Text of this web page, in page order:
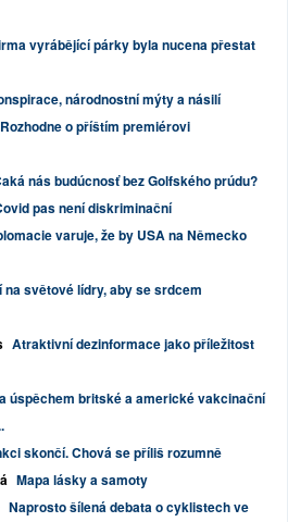
vyrábějící párky byla nucena přestat
národnostní mýty a násilí
o příštím premiérovi
nás budúcnosť bez Golfského prúdu?
pas není diskriminační
varuje, že by USA na Německo
na světové lídry, aby se srdcem
Atraktivní dezinformace jako příležitost
úspěchem britské a americké vakcinační
skončí. Chová se příliš rozumně
Mapa lásky a samoty
Naprosto šílená debata o cyklistech ve